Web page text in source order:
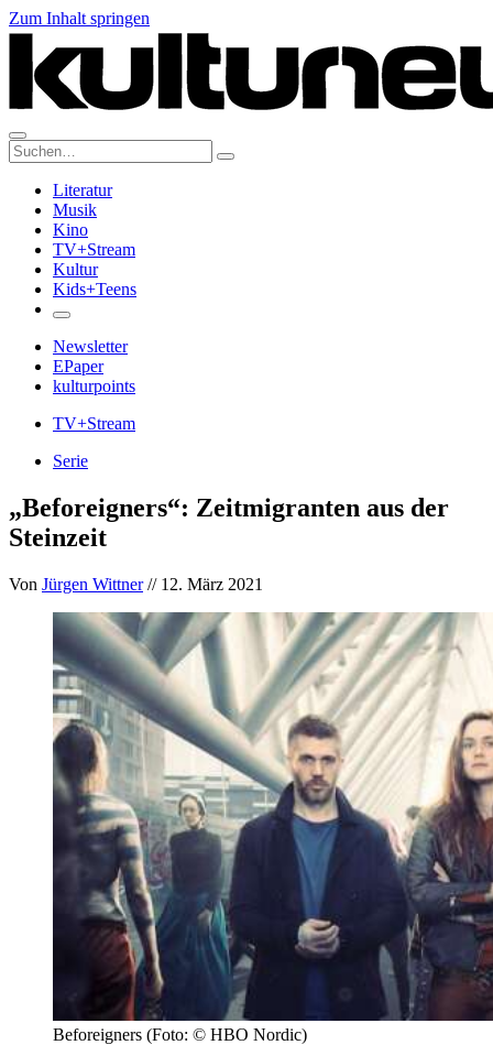
Zum Inhalt springen
Suche:
Literatur
Musik
Kino
TV+Stream
Kultur
Kids+Teens
Newsletter
EPaper
kulturpoints
TV+Stream
Serie
„Beforeigners“: Zeitmigranten aus der
Steinzeit
Von Jürgen Wittner// 12. März 2021
Beforeigners (Foto: © HBO Nordic)